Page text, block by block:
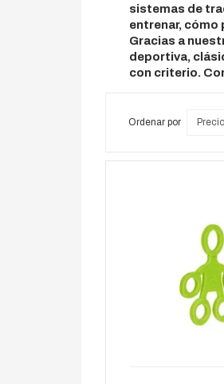
sistemas de
entrenar, cómo
Gracias a
deportiva,
con criterio.
Ordenar por